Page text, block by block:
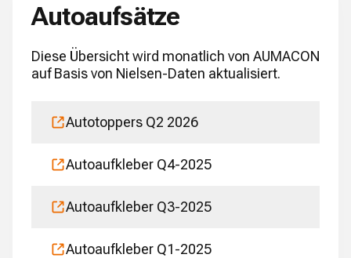
Autoaufsätze
Diese Übersicht wird monatlich von AUMACON
auf Basis von Nielsen-Daten aktualisiert.
Autotoppers Q2 2026
Autoaufkleber Q4-2025
Autoaufkleber Q3-2025
Autoaufkleber Q1-2025